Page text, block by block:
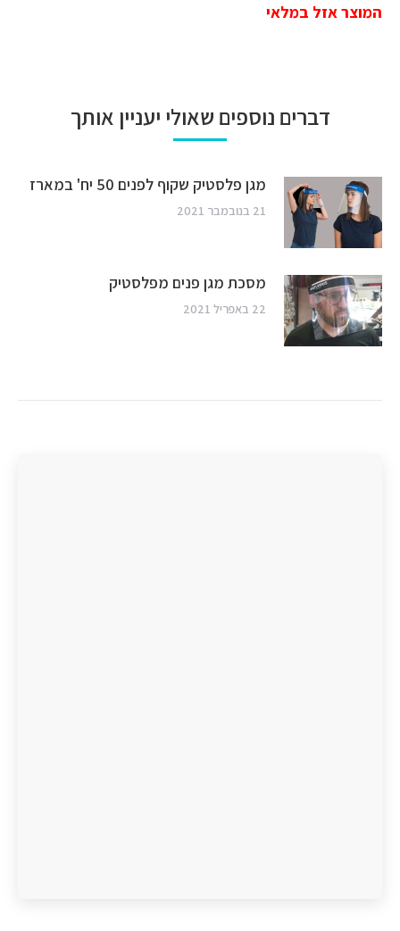
המוצר אזל במלאי
דברים נוספים שאולי יעניין אותך
מגן פלסטיק שקוף לפנים 50 יח' במארז
21 בנובמבר 2021
מסכת מגן פנים מפלסטיק
22 באפריל 2021